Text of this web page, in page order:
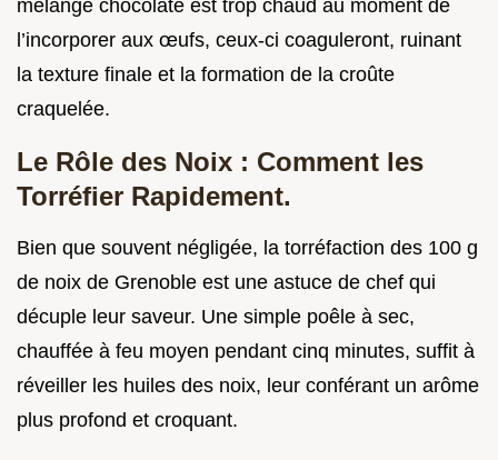
mélange chocolaté est trop chaud au moment de
l’incorporer aux œufs, ceux-ci coaguleront, ruinant
la texture finale et la formation de la croûte
craquelée.
Le Rôle des Noix : Comment les
Torréfier Rapidement.
Bien que souvent négligée, la torréfaction des 100 g
de noix de Grenoble est une astuce de chef qui
décuple leur saveur. Une simple poêle à sec,
chauffée à feu moyen pendant cinq minutes, suffit à
réveiller les huiles des noix, leur conférant un arôme
plus profond et croquant.